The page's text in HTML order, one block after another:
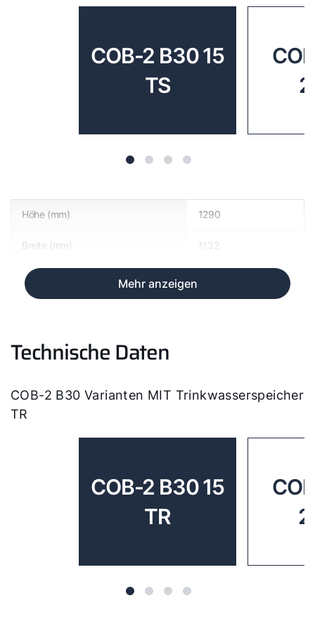
COB-2 B30 15
TS
Höhe (mm) 1290
Breite (mm) 1132
Mehr anzeigen
Technische Daten
COB-2 B30 Varianten MIT Trinkwasserspeicher
TR
COB-2 B30 15
TR